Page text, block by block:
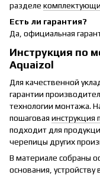
разделе
Есть ли гарантия?
Да, официальная
Инструкция по
Aquaizol
Для качественной
гарантии
технологии монтажа.
пошаговая инструкция
подходит для
черепицы других
В материале собраны
основания,